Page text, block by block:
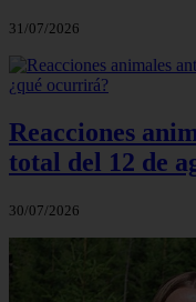
31/07/2026
Reacciones
total del 12 de
30/07/2026